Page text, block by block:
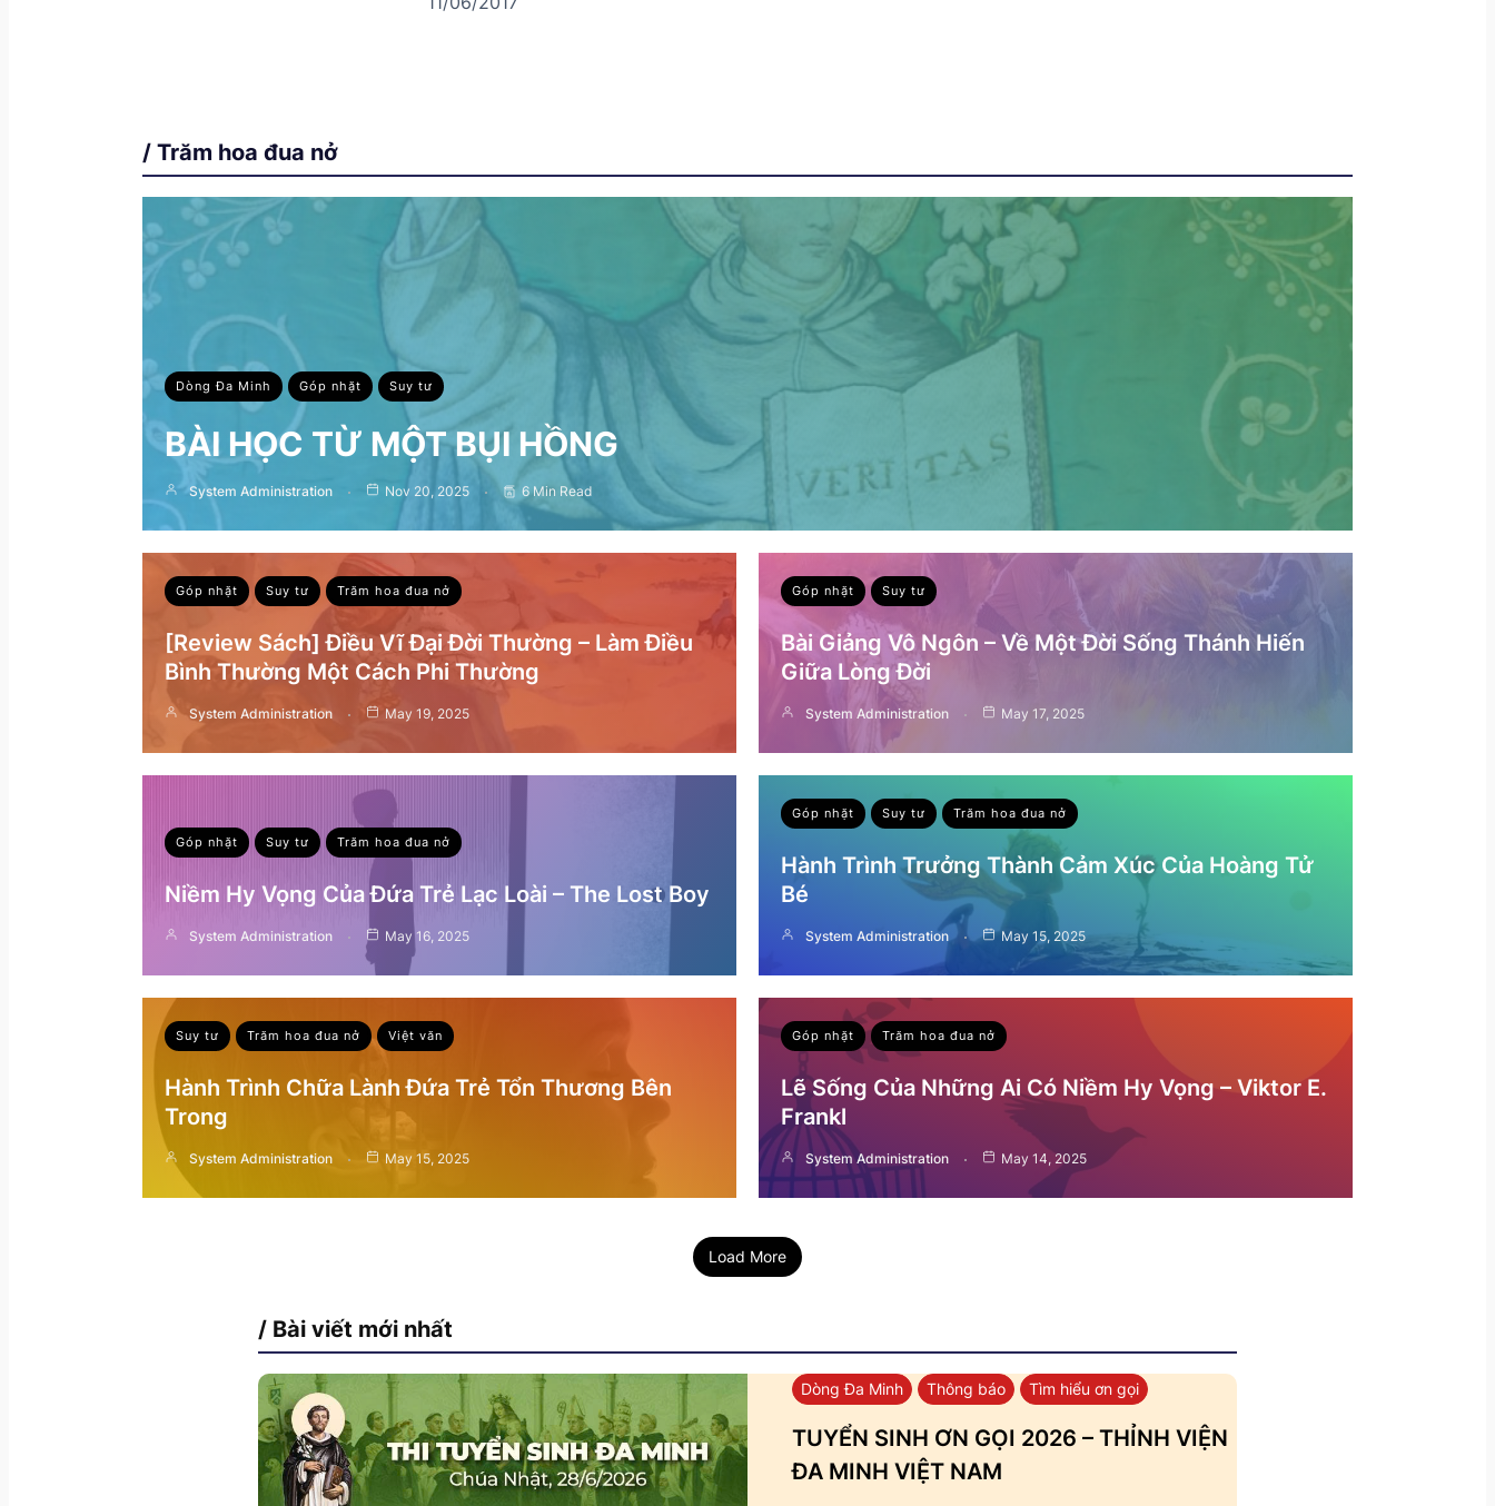
/ Trăm hoa đua nở
Dòng Đa Minh Góp nhặt Suy tư
BÀI HỌC TỪ MỘT BỤI HỒNG
System Administration Nov 20, 2025 6 Min Read
Góp nhặt Suy tư Trăm hoa đua nở
[Review Sách] Điều Vĩ Đại Đời Thường – Làm Điều
Bình Thường Một Cách Phi Thường
System Administration May 19, 2025
Góp nhặt Suy tư
Bài Giảng Vô Ngôn – Về Một Đời Sống Thánh Hiến
Giữa Lòng Đời
System Administration May 17, 2025
Góp nhặt Suy tư Trăm hoa đua nở
Niềm Hy Vọng Của Đứa Trẻ Lạc Loài – The Lost Boy
System Administration May 16, 2025
Góp nhặt Suy tư Trăm hoa đua nở
Hành Trình Trưởng Thành Cảm Xúc Của Hoàng Tử
Bé
System Administration May 15, 2025
Suy tư Trăm hoa đua nở Việt văn
Hành Trình Chữa Lành Đứa Trẻ Tổn Thương Bên
Trong
System Administration May 15, 2025
Góp nhặt Trăm hoa đua nở
Lẽ Sống Của Những Ai Có Niềm Hy Vọng – Viktor E.
Frankl
System Administration May 14, 2025
Load More
/ Bài viết mới nhất
Dòng Đa Minh Thông báo Tìm hiểu ơn gọi
TUYỂN SINH ƠN GỌI 2026 – THỈNH VIỆN
ĐA MINH VIỆT NAM